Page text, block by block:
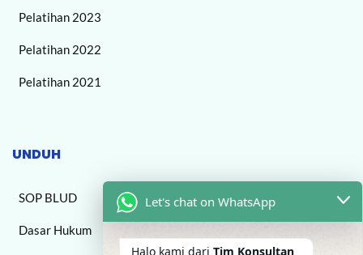
Pelatihan 2023
Pelatihan 2022
Pelatihan 2021
UNDUH
SOP BLUD
Dasar Hukum
Let's chat on WhatsApp
Halo kami dari Tim Konsultan